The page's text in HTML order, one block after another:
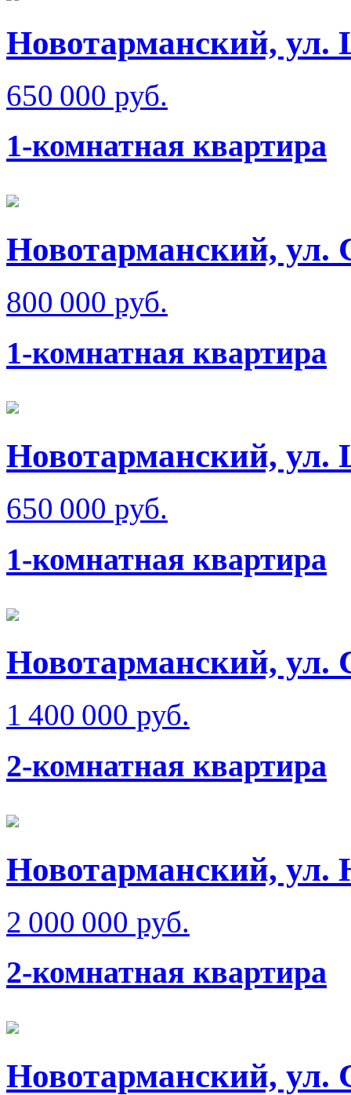
Новотарманский, ул.
650 000 руб.
1-комнатная квартира
Новотарманский, ул.
800 000 руб.
1-комнатная квартира
Новотарманский, ул.
650 000 руб.
1-комнатная квартира
Новотарманский, ул.
1 400 000 руб.
2-комнатная квартира
Новотарманский,
2 000 000 руб.
2-комнатная квартира
Новотарманский, ул.